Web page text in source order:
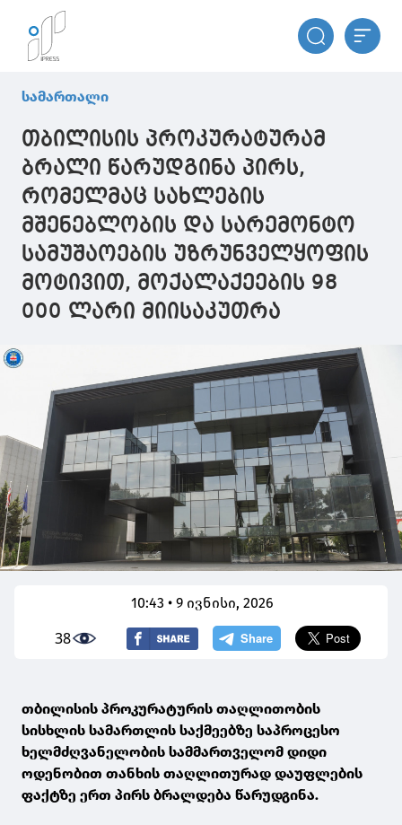
სამართალი
თბილისის პროკურატურამ
ბრალი წარუდგინა პირს,
რომელმაც სახლების
მშენებლობის და სარემონტო
სამუშაოების უზრუნველყოფის
მოტივით, მოქალაქეების 98
000 ლარი მიისაკუთრა
10:43 • 9 ივნისი, 2026
38
თბილისის პროკურატურის თაღლითობის
სისხლის სამართლის საქმეებზე საპროცესო
ხელმძღვანელობის სამმართველომ დიდი
ოდენობით თანხის თაღლითურად დაუფლების
ფაქტზე ერთ პირს ბრალდება წარუდგინა.